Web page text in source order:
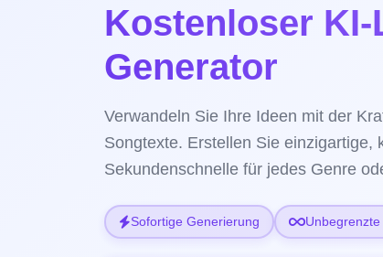
Kostenloser KI-
Generator
Verwandeln Sie Ihre Ideen mit der
Songtexte. Erstellen Sie einzigartige,
Sekundenschnelle für jedes Genre
Sofortige Generierung